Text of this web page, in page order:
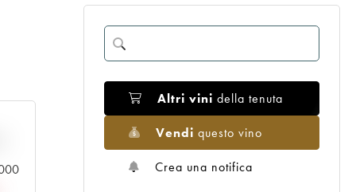
Altri vini della tenuta
Vendi questo vino
Crea una notifica